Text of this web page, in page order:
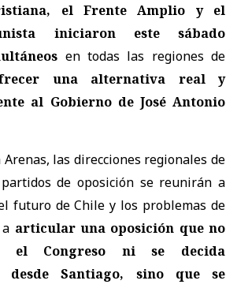
el Frente Amplio y el
iniciaron este sábado
en todas las regiones de
una alternativa real y
al Gobierno de José Antonio
Arenas, las direcciones regionales de
de oposición se reunirán a
futuro de Chile y los problemas de
articular una oposición que no
el Congreso ni se decida
desde Santiago, sino que se